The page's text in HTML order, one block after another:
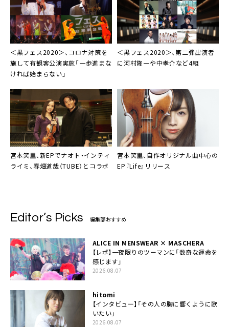
＜黒フェス2020＞、コロナ対策を
施して有観客公演実施「一歩進まな
ければ始まらない」
＜黒フェス2020＞、第二弾出演者
に河村隆一や中孝介など4組
宮本笑里、新EPでナオト・インティ
ライミ、春畑道哉（TUBE）とコラボ
宮本笑里、自作オリジナル曲中心の
EP『Life』リリース
Editor’s Picks 編集部おすすめ
ALICE IN MENSWEAR × MASCHERA
【レポ】一夜限りのツーマンに「数奇な運命を
感じます」
2026.08.07
hitomi
【インタビュー】「その人の胸に響くように歌
いたい」
2026.08.07